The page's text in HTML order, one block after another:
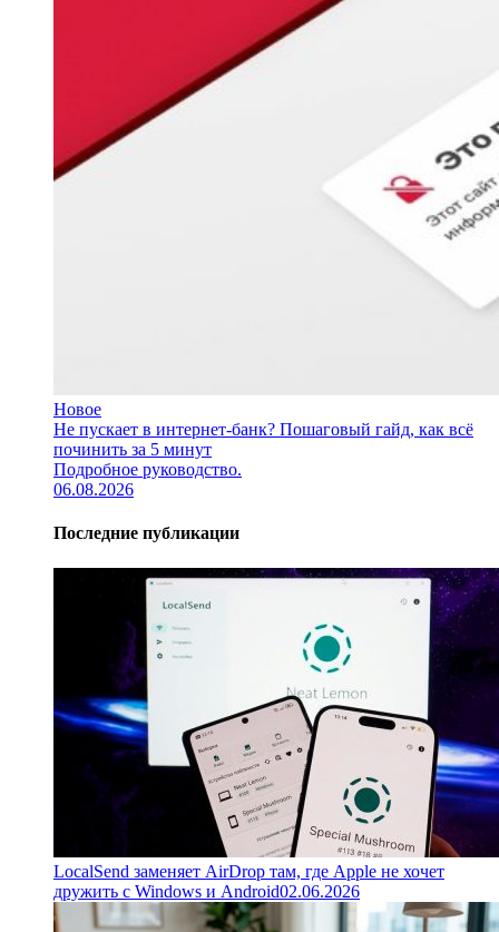
Новое
Не пускает в интернет-банк? Пошаговый гайд, как всё
починить за 5 минут
Подробное руководство.
06.08.2026
Последние публикации
LocalSend заменяет AirDrop там, где Apple не хочет
дружить с Windows и Android02.06.2026